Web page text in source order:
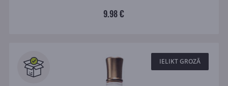
9.98 €
IELIKT GROZĀ